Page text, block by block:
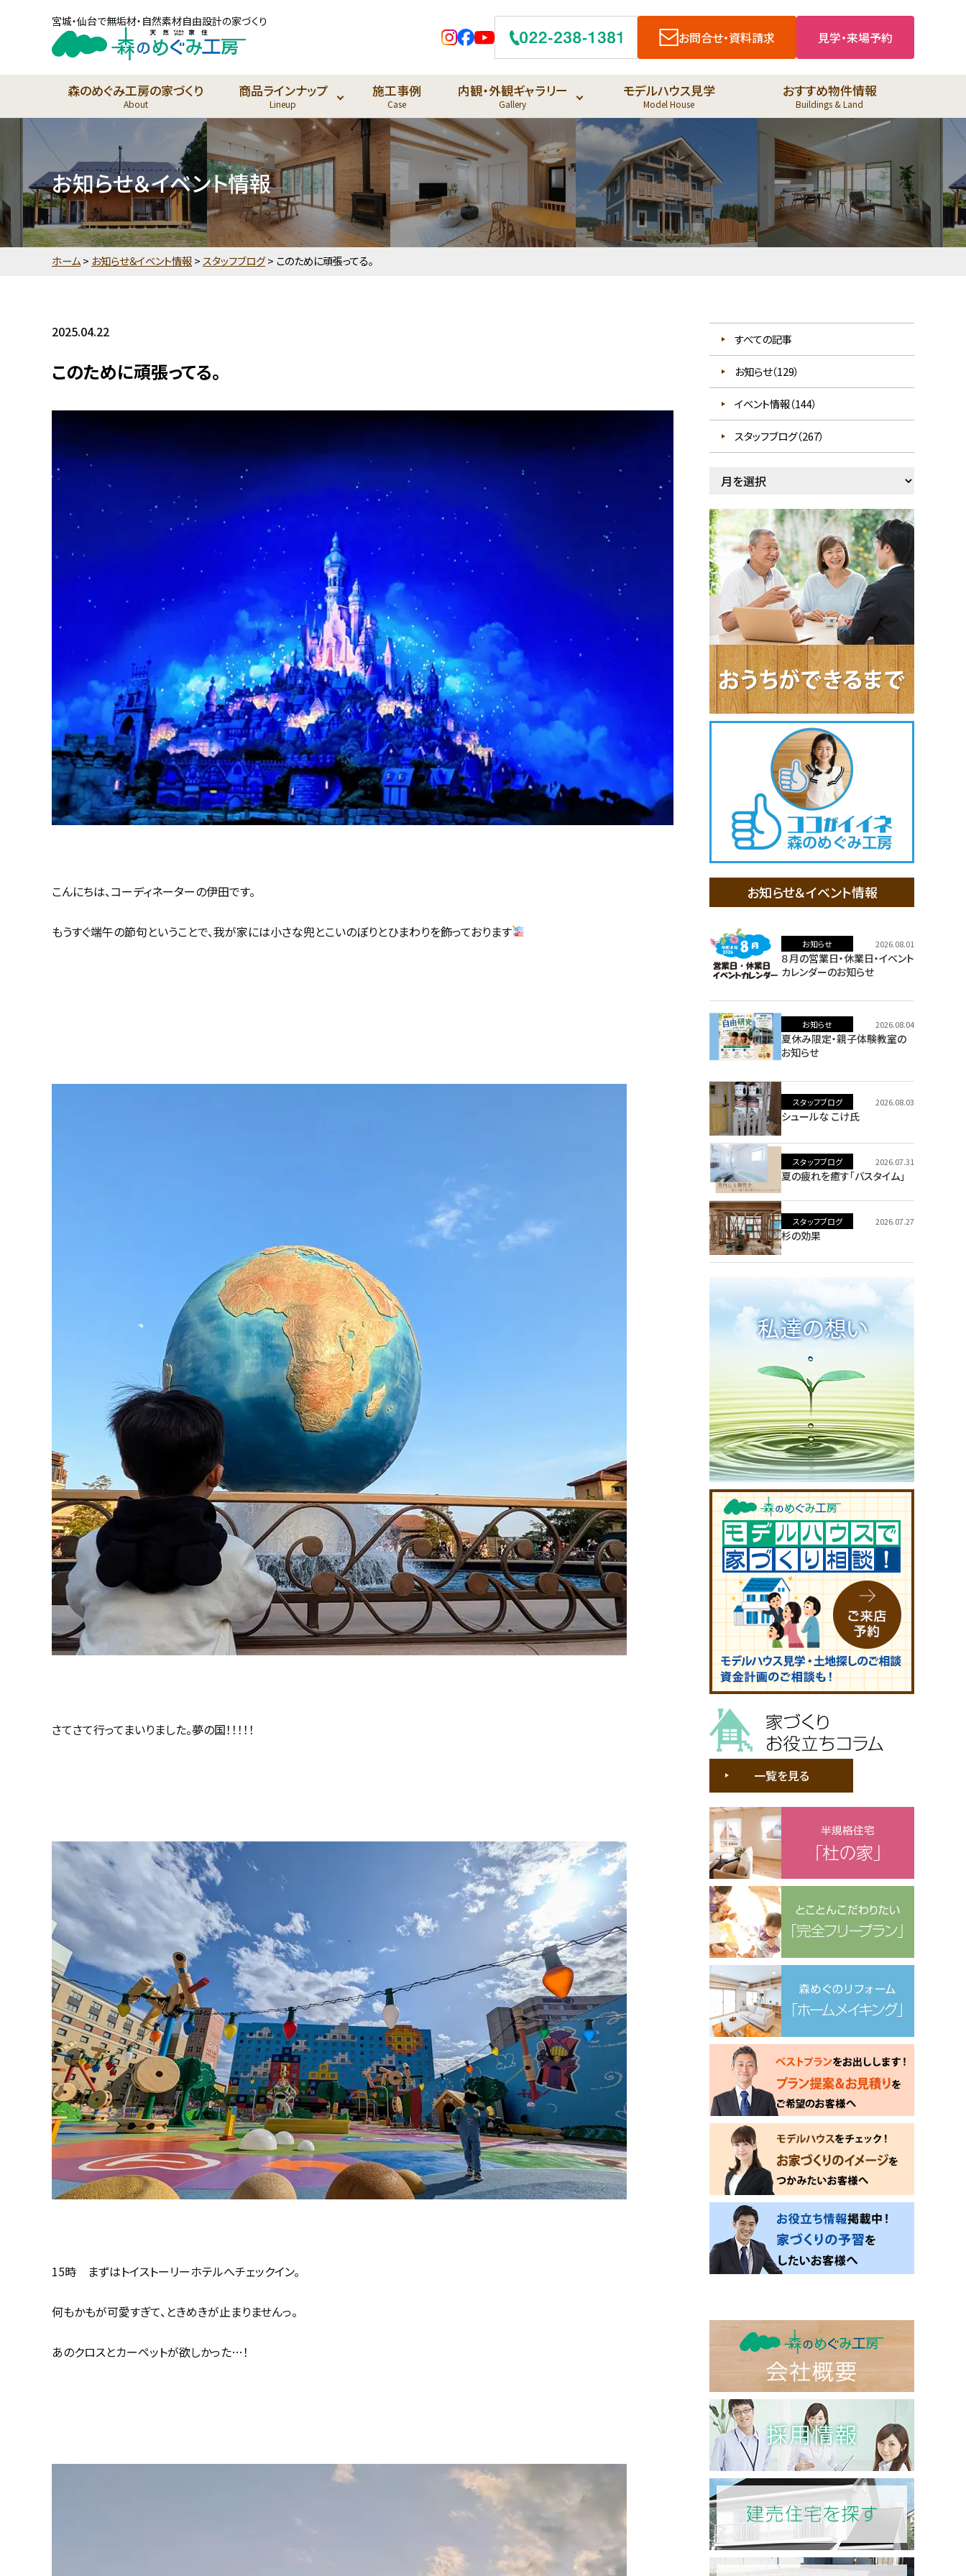
宮城・仙台で無垢材・自然素材自由設計の家づくり
お問合せ・資料請求 見学・来場予約
森のめぐみ工房の家づくり
About
商品ラインナップ
Lineup
施工事例
Case
内観・外観ギャラリー
Gallery
モデルハウス見学
Model House
おすすめ物件情報
Buildings & Land
お知らせ＆イベント情報
ホーム> お知らせ＆イベント情報>スタッフブログ> このために頑張ってる。
2025.04.22
このために頑張ってる。
こんにちは、コーディネーターの伊田です。
もうすぐ端午の節句ということで、我が家には小さな兜とこいのぼりとひまわりを飾っております
さてさて行ってまいりました。夢の国―――！！！！！
15時 まずはトイストーリーホテルへチェックイン。
何もかもが可愛すぎて、ときめきが止まりませんっ。
あのクロスとカーペットが欲しかった…！
すべての記事
お知らせ（129）
イベント情報（144）
スタッフブログ（267）
お知らせ＆イベント情報
お知らせ 2026.08.01
８月の営業日・休業日・イベント
カレンダーのお知らせ
お知らせ 2026.08.04
夏休み限定・親子体験教室の
お知らせ
スタッフブログ 2026.08.03
シュールな こけ氏
スタッフブログ 2026.07.31
夏の疲れを癒す「バスタイム」
スタッフブログ 2026.07.27
杉の効果
家づくりお役立ちコラム
一覧を見る